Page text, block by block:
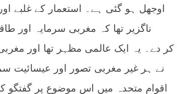
اوجھل ہو گئی ہے۔ استعمار کے غلبے
ناگزیر تھا کہ مغربی سرمایہ
نے ہر غیر مغربی تصور اور
اقوام متحدہ میں اس موضوع پر گفتگو